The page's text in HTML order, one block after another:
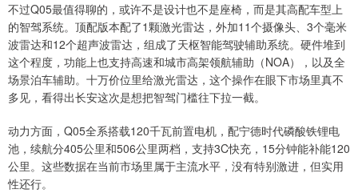
不过Q05最值得聊的，或许不是设计也不是座椅，而是其高配车型上
的智驾系统。顶配版本配了1颗激光雷达，外加11个摄像头、3个毫米
波雷达和12个超声波雷达，组成了天枢智能驾驶辅助系统。硬件堆到
这个程度，功能上也支持高速和城市高架领航辅助（NOA），以及全
场景泊车辅助。十万价位里给激光雷达，这个操作在眼下市场里真不
多见，看得出长安这次是想把智驾门槛往下拉一截。
动力方面，Q05全系搭载120千瓦前置电机，配宁德时代磷酸铁锂电
池，续航分405公里和506公里两档，支持3C快充，15分钟能补能120
公里。这些数据在当前市场里属于主流水平，没有特别激进，但实用
性还行。